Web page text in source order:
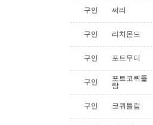
구인 써리
구인 리치몬드
구인 포트무디
구인
포트코퀴틀
람
구인 코퀴틀람